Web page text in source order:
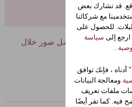
جيوغرافيك كأفضل صور خلال
قد نشارك بعض
مع شركائنا
للحصول على
ارجع إلى سياسة
.
" أدناه ، فإنك توافق
ومعالجة البيانات
ملفات تعريف
فيه. كما تقر أيضًا